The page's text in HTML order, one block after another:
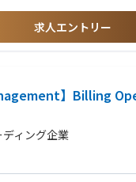
い、高い責任感をもってやり
好きな方
どんな相手にもリスペクトの
感し、プレッシャーにも負け
アンス意識を持てる方
求人エントリー
】Billing
ィング企業